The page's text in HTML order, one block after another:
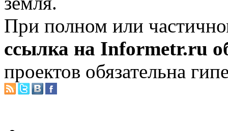
При полном или
ссылка на Informetr.ru
проектов обязательна